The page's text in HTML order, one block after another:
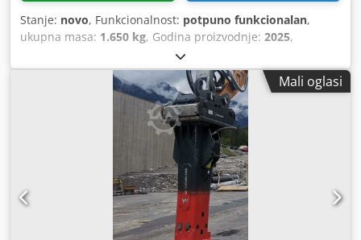
Stanje: novo, Funkcionalnost: potpuno funkcionalan,
ukupna masa: 1.650 kg, Godina proizvodnje: 2025,
Mali oglasi